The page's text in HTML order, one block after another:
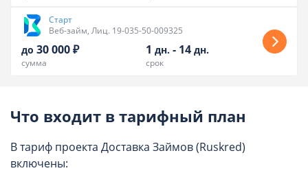
Старт
Веб-займ, Лиц. 19-035-50-009325
до 30 000 ₽
сумма
1 дн.- 14дн.
срок
Что входит в тарифный план
В тариф проекта Доставка Займов (Ruskred)
включены: